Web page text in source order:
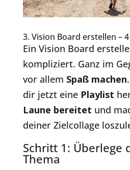
3. Vision Board erstellen –
Ein Vision Board
kompliziert. Ganz im
vor allem Spaß machen
dir jetzt eine Playlist
Laune bereitet und
deiner Zielcollage
Schritt 1: Überlege
Thema